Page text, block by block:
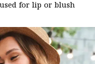
for lip or blush